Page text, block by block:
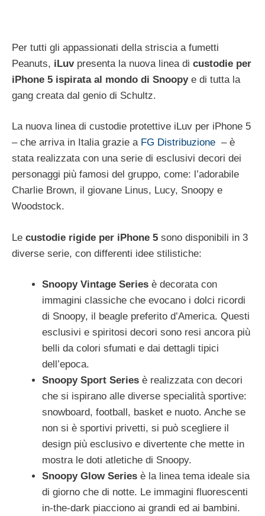
Per tutti gli appassionati della striscia a fumetti
Peanuts, iLuvpresenta la nuova linea di custodie per
iPhone 5 ispirata al mondo di Snoopye di tutta la
gang creata dal genio di Schultz.
La nuova linea di custodie protettive iLuv per iPhone 5
– che arriva in Italia grazie a FG Distribuzione – è
stata realizzata con una serie di esclusivi decori dei
personaggi più famosi del gruppo, come: l’adorabile
Charlie Brown, il giovane Linus, Lucy, Snoopy e
Woodstock.
Le custodie rigide per iPhone 5 sono disponibili in 3
diverse serie, con differenti idee stilistiche:
Snoopy Vintage Series è decorata con
immagini classiche che evocano i dolci ricordi
di Snoopy, il beagle preferito d’America. Questi
esclusivi e spiritosi decori sono resi ancora più
belli da colori sfumati e dai dettagli tipici
dell’epoca.
Snoopy Sport Series è realizzata con decori
che si ispirano alle diverse specialità sportive:
snowboard, football, basket e nuoto. Anche se
non si è sportivi privetti, si può scegliere il
design più esclusivo e divertente che mette in
mostra le doti atletiche di Snoopy.
Snoopy Glow Series è la linea tema ideale sia
di giorno che di notte. Le immagini fluorescenti
in-the-dark piacciono ai grandi ed ai bambini.